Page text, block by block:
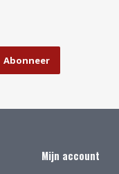
Abonneer
Mijn account